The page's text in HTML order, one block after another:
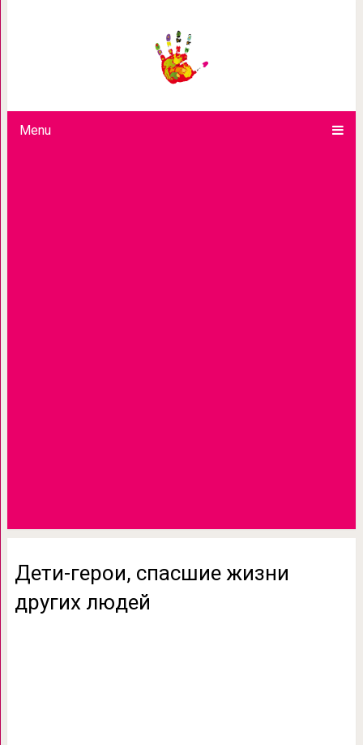
Menu
Дети-герои, спасшие жизни
других людей